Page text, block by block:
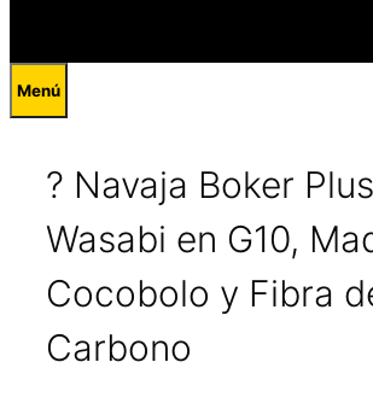
Menú
? Navaja Boker Plus
Wasabi en G10,
Cocobolo y Fibra
Carbono